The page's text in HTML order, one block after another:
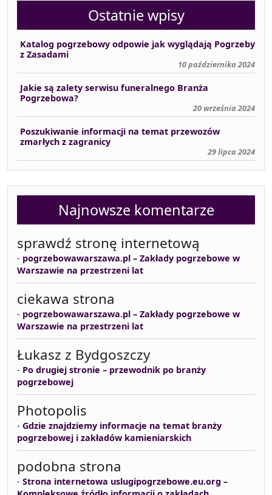
Ostatnie wpisy
Katalog pogrzebowy odpowie jak wyglądają Pogrzeby
z Zasadami
10 października 2024
Jakie są zalety serwisu funeralnego Branża
Pogrzebowa?
20 września 2024
Poszukiwanie informacji na temat przewozów
zmarłych z zagranicy
29 lipca 2024
Najnowsze komentarze
sprawdź stronę internetową
- pogrzebowawarszawa.pl – Zakłady pogrzebowe w
Warszawie na przestrzeni lat
ciekawa strona
- pogrzebowawarszawa.pl – Zakłady pogrzebowe w
Warszawie na przestrzeni lat
Łukasz z Bydgoszczy
- Po drugiej stronie – przewodnik po branży
pogrzebowej
Photopolis
- Gdzie znajdziemy informacje na temat branży
pogrzebowej i zakładów kamieniarskich
podobna strona
- Strona internetowa uslugipogrzebowe.eu.org –